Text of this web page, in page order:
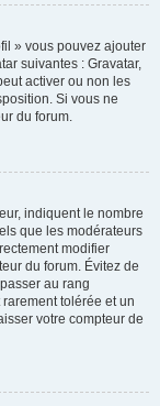
» vous pouvez ajouter
suivantes : Gravatar,
activer ou non les
Si vous ne
du forum.
indiquent le nombre
que les modérateurs
modifier
du forum. Évitez de
au rang
tolérée et un
votre compteur de